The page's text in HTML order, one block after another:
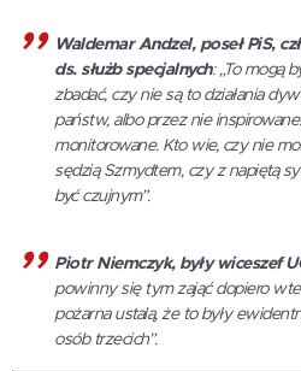
Waldemar Andzel, poseł PiS,
ds. służb specjalnych: „To mogą
zbadać, czy nie są to działania
państw, albo przez nie
monitorowane. Kto wie, czy nie
sędzią Szmydtem, czy z napiętą
być czujnym”.
Piotr Niemczyk, były wiceszef
powinny się tym zająć dopiero
pożarna ustalą, że to były
osób trzecich”.